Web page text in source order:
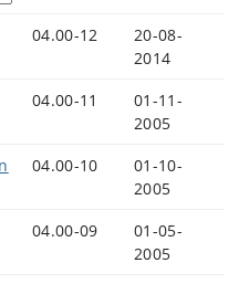
04.00-12
20-08-
2014
04.00-11
01-11-
2005
04.00-10
01-10-
2005
04.00-09
01-05-
2005